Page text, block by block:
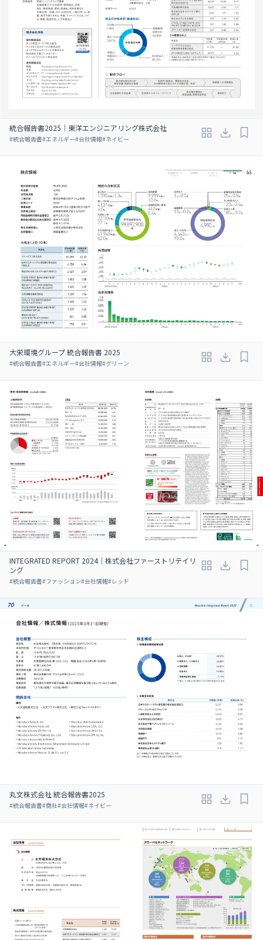
統合報告書2025｜東洋エンジニアリング株式会社
#統合報告書#エネルギー#会社情報#ネイビー
大栄環境グループ 統合報告書 2025
#統合報告書#エネルギー#会社情報#グリーン
INTEGRATED REPORT 2024｜株式会社ファーストリテイリ
ング
#統合報告書#ファッション#会社情報#レッド
丸文株式会社 統合報告書2025
#統合報告書#商社#会社情報#ネイビー